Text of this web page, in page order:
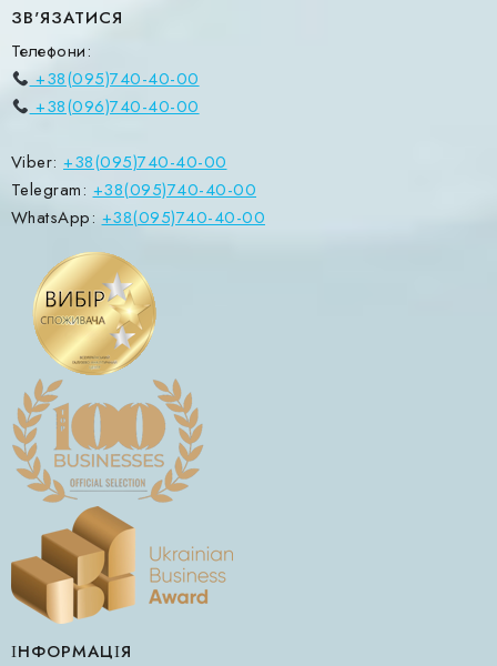
ЗВ'ЯЗАТИСЯ
Телефони:
+38(095)740-40-00
+38(096)740-40-00
Viber: +38(095)740-40-00
Telegram: +38(095)740-40-00
WhatsApp: +38(095)740-40-00
ІНФОРМАЦІЯ